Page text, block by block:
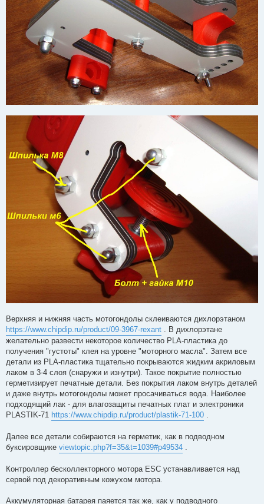
Верхняя и нижняя часть мотогондолы склеиваются дихлорэтаном
https://www.chipdip.ru/product/09-3967-rexant . В дихлорэтане
желательно развести некоторое количество PLA-пластика до
получения "густоты" клея на уровне "моторного масла". Затем все
детали из PLA-пластика тщательно покрываются жидким акриловым
лаком в 3-4 слоя (снаружи и изнутри). Такое покрытие полностью
герметизирует печатные детали. Без покрытия лаком внутрь деталей
и даже внутрь мотогондолы может просачиваться вода. Наиболее
подходящий лак - для влагозащиты печатных плат и электроники
PLASTIK-71 https://www.chipdip.ru/product/plastik-71-100 .
Далее все детали собираются на герметик, как в подводном
буксировщике viewtopic.php?f=35&t=1039#p49534 .
Контроллер бесколлекторного мотора ESC устанавливается над
сервой под декоративным кожухом мотора.
Аккумуляторная батарея паяется так же, как у подводного